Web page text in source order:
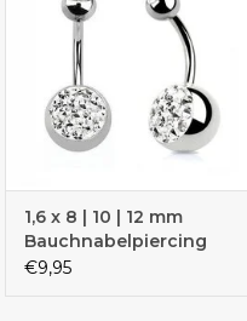
1,6 x 8 | 10 | 12 mm
Bauchnabelpiercing
Glitzer
€9,95